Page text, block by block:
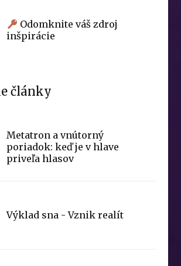
Odomknite váš zdroj
inšpirácie
články
Metatron a vnútorný
poriadok: keď je v hlave
priveľa hlasov
Výklad sna - Vznik realít